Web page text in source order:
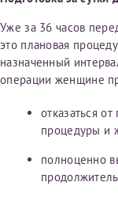
Уже за 36 часов
это плановая
назначенный
операции женщине
отказаться
процедуры и
полноценно